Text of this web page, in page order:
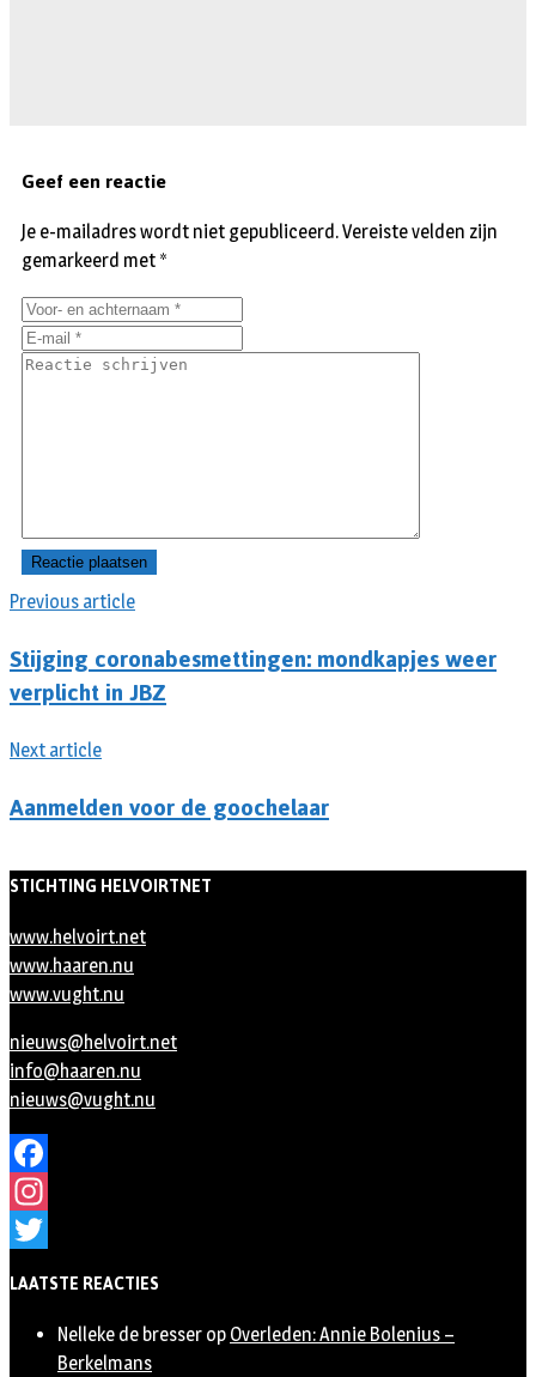
Previous article
Stijging coronabesmettingen: mondkapjes weer
verplicht in JBZ
Next article
Aanmelden voor de goochelaar
Geef een reactie
Je e-mailadres wordt niet gepubliceerd.Vereiste velden zijn
gemarkeerd met *
STICHTING HELVOIRTNET
www.helvoirt.net
www.haaren.nu
www.vught.nu
nieuws@helvoirt.net
info@haaren.nu
nieuws@vught.nu
Facebook
Instagram
LAATSTE REACTIES
Nelleke de bresser op Overleden: Annie Bolenius –
Berkelmans